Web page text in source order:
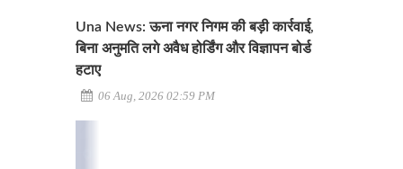
Una News: ऊना नगर निगम की बड़ी कार्रवाई,
बिना अनुमति लगे अवैध होर्डिंग और विज्ञापन बोर्ड
हटाए
06 Aug, 2026 02:59 PM